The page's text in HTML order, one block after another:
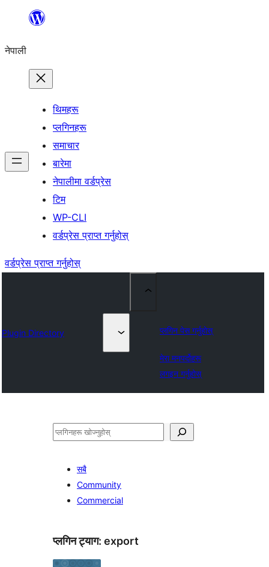
सामग्रीमा
नेपाली
थिमहरू
प्लगिनहरू
समाचार
बारेमा
नेपालीमा वर्डप्रेस
टिम
WP-CLI
वर्डप्रेस प्राप्त गर्नुहोस्
वर्डप्रेस प्राप्त गर्नुहोस्
Plugin Directory प्लगिन पेस गर्नुहोस्
मेरा मनपर्दोहरू
लगइन गर्नुहोस्
खोज्नुहोस्
सबै
Community
Commercial
प्लगिन ट्याग: export